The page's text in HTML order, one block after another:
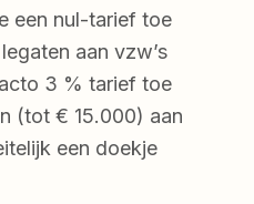
een nul-tarief toe
aan vzw’s
3 % tarief toe
(tot € 15.000) aan
een doekje